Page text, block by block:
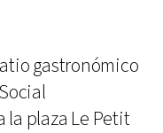
gastronómico
la plaza Le Petit